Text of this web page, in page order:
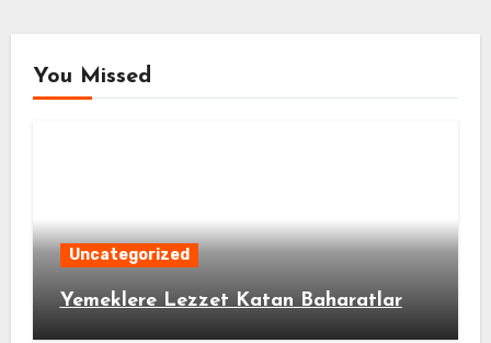
You Missed
Uncategorized
Yemeklere Lezzet Katan Baharatlar